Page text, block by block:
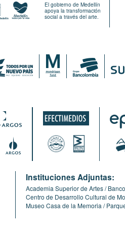
El gobierno de Medellín
apoya la transformación
social a través del arte.
Instituciones Adjuntas:
Academia Superior de Artes
Centro de Desarrollo Cultural de
Museo Casa de la Memoria